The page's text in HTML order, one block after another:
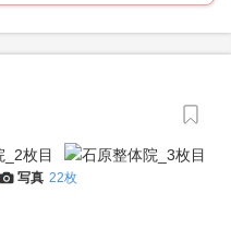
写真 22枚